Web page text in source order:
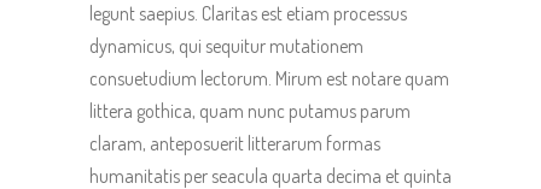
legunt saepius. Claritas est etiam processus
dynamicus, qui sequitur mutationem
consuetudium lectorum. Mirum est notare quam
littera gothica, quam nunc putamus parum
claram, anteposuerit litterarum formas
humanitatis per seacula quarta decima et quinta